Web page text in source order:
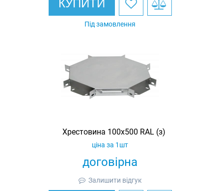
КУПИТИ
Під замовлення
Хрестовина 100х500 RAL (з)
договірна
ціна за 1шт
Залишити відгук